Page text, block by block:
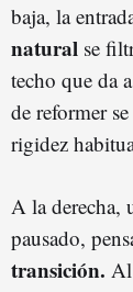
baja, la
natural se
techo que da
de reformer
rigidez
A la derecha,
pausado,
transición. Al